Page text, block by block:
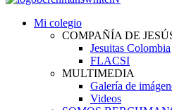
Mi colegio
COMPAÑÍA DE
Jesuitas Colombia
FLACSI
MULTIMEDIA
Galería de
Videos